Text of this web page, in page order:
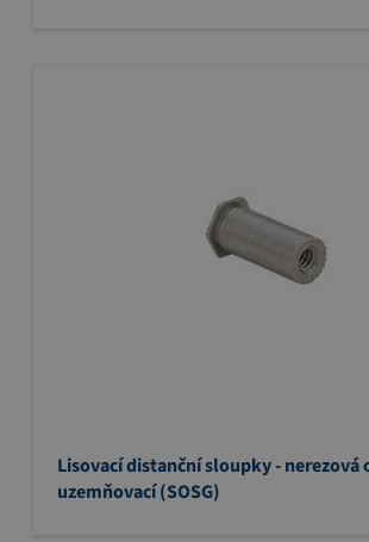
Lisovací distanční sloupky - nerezová
uzemňovací (SOSG)